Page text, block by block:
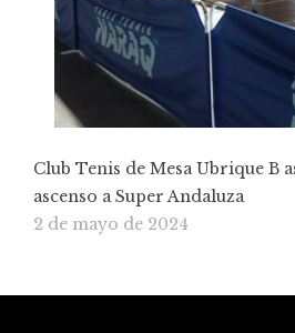
Club Tenis de Mesa Ubrique B
ascenso a Super Andaluza
2 de mayo de 2024